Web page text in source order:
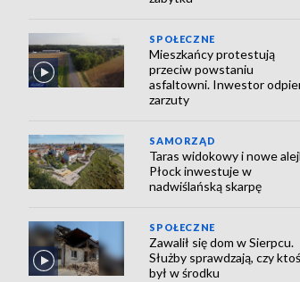
SPOŁECZNE
Mieszkańcy protestują
przeciw powstaniu
asfaltowni. Inwestor
zarzuty
SAMORZĄD
Taras widokowy i nowe
Płock inwestuje w
nadwiślańską skarpę
SPOŁECZNE
Zawalił się dom w Sierpcu.
Służby sprawdzają, czy ktoś
był w środku